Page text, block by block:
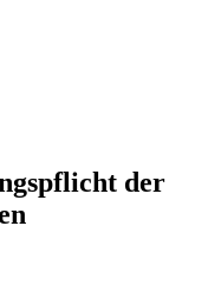
der